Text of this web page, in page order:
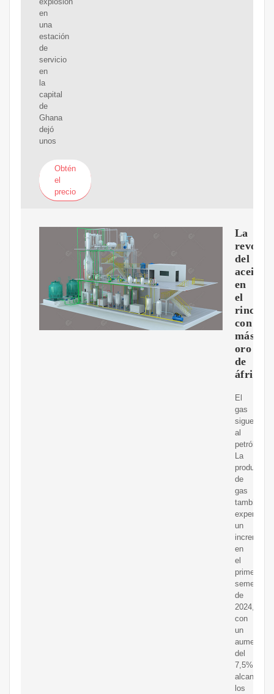
en
una
estación
de
servicio
en
la
capital
de
Ghana
dejó
unos
Obtén
el
precio
La
del
aceite
en
el
rincón
con
más
oro
de
áfrica
El
gas
sigue
al
petróleo.
La
producción
de
gas
también
un
incremento
en
el
primer
semestre
de
2024,
con
un
aumento
del
7,5%,
los